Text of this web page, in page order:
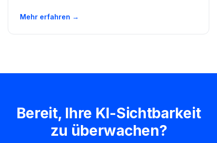
Mehr erfahren →
Bereit, Ihre KI-Sichtbarkeit
zu überwachen?